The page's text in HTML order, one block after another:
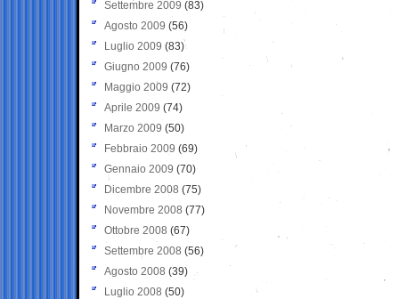
Settembre 2009 (83)
Agosto 2009 (56)
Luglio 2009 (83)
Giugno 2009 (76)
Maggio 2009 (72)
Aprile 2009 (74)
Marzo 2009 (50)
Febbraio 2009 (69)
Gennaio 2009 (70)
Dicembre 2008 (75)
Novembre 2008 (77)
Ottobre 2008 (67)
Settembre 2008 (56)
Agosto 2008 (39)
Luglio 2008 (50)